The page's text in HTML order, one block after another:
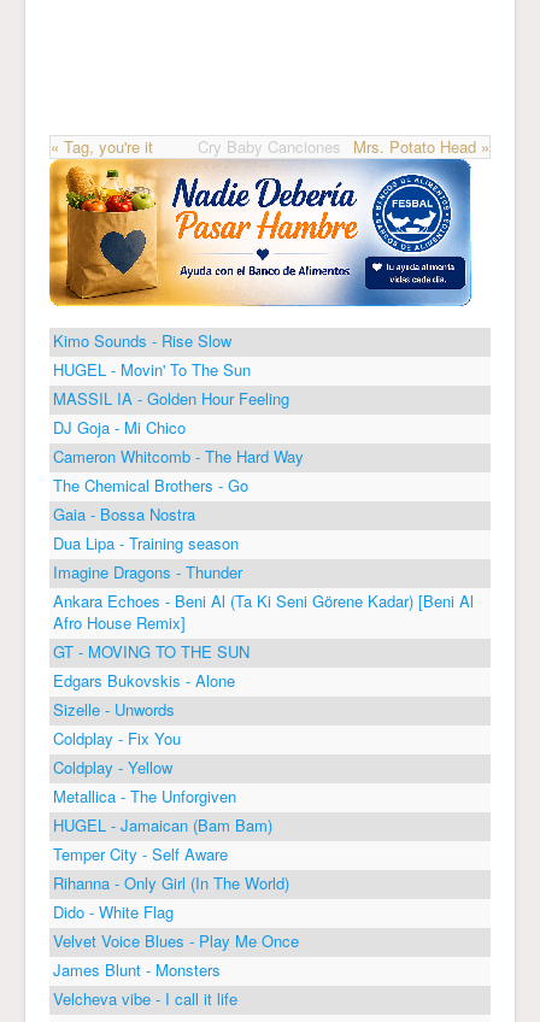
« Tag, you're it Cry Baby Canciones Mrs. Potato Head »
Kimo Sounds - Rise Slow
HUGEL - Movin' To The Sun
MASSIL IA - Golden Hour Feeling
DJ Goja - Mi Chico
Cameron Whitcomb - The Hard Way
The Chemical Brothers - Go
Gaia - Bossa Nostra
Dua Lipa - Training season
Imagine Dragons - Thunder
Ankara Echoes - Beni Al (Ta Ki Seni Görene Kadar) [Beni Al
Afro House Remix]
GT - MOVING TO THE SUN
Edgars Bukovskis - Alone
Sizelle - Unwords
Coldplay - Fix You
Coldplay - Yellow
Metallica - The Unforgiven
HUGEL - Jamaican (Bam Bam)
Temper City - Self Aware
Rihanna - Only Girl (In The World)
Dido - White Flag
Velvet Voice Blues - Play Me Once
James Blunt - Monsters
Velcheva vibe - I call it life